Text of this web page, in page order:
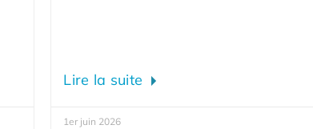
Lire la suite
1er juin 2026